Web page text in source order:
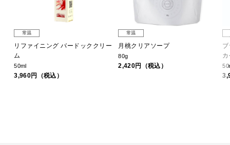
常温
リファイニング バードッククリー
ム
50ml
3,960円（税込）
常温
月桃クリアソープ
80g
2,420円（税込）